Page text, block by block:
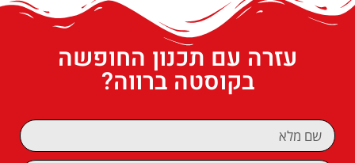
עזרה עם תכנון החופשה
בקוסטה ברווה?